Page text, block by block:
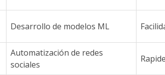
Desarrollo de modelos ML
Automatización de redes
sociales